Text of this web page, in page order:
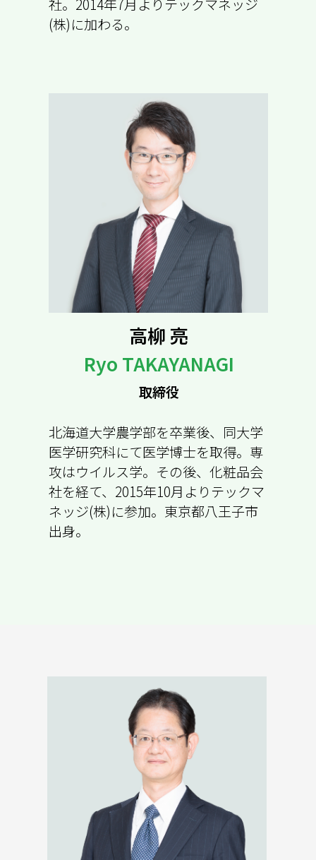
社。2014年7月よりテックマネッジ
(株)に加わる。
高柳 亮
Ryo TAKAYANAGI
取締役
北海道大学農学部を卒業後、同大学
医学研究科にて医学博士を取得。専
攻はウイルス学。その後、化粧品会
社を経て、2015年10月よりテックマ
ネッジ(株)に参加。東京都八王子市
出身。